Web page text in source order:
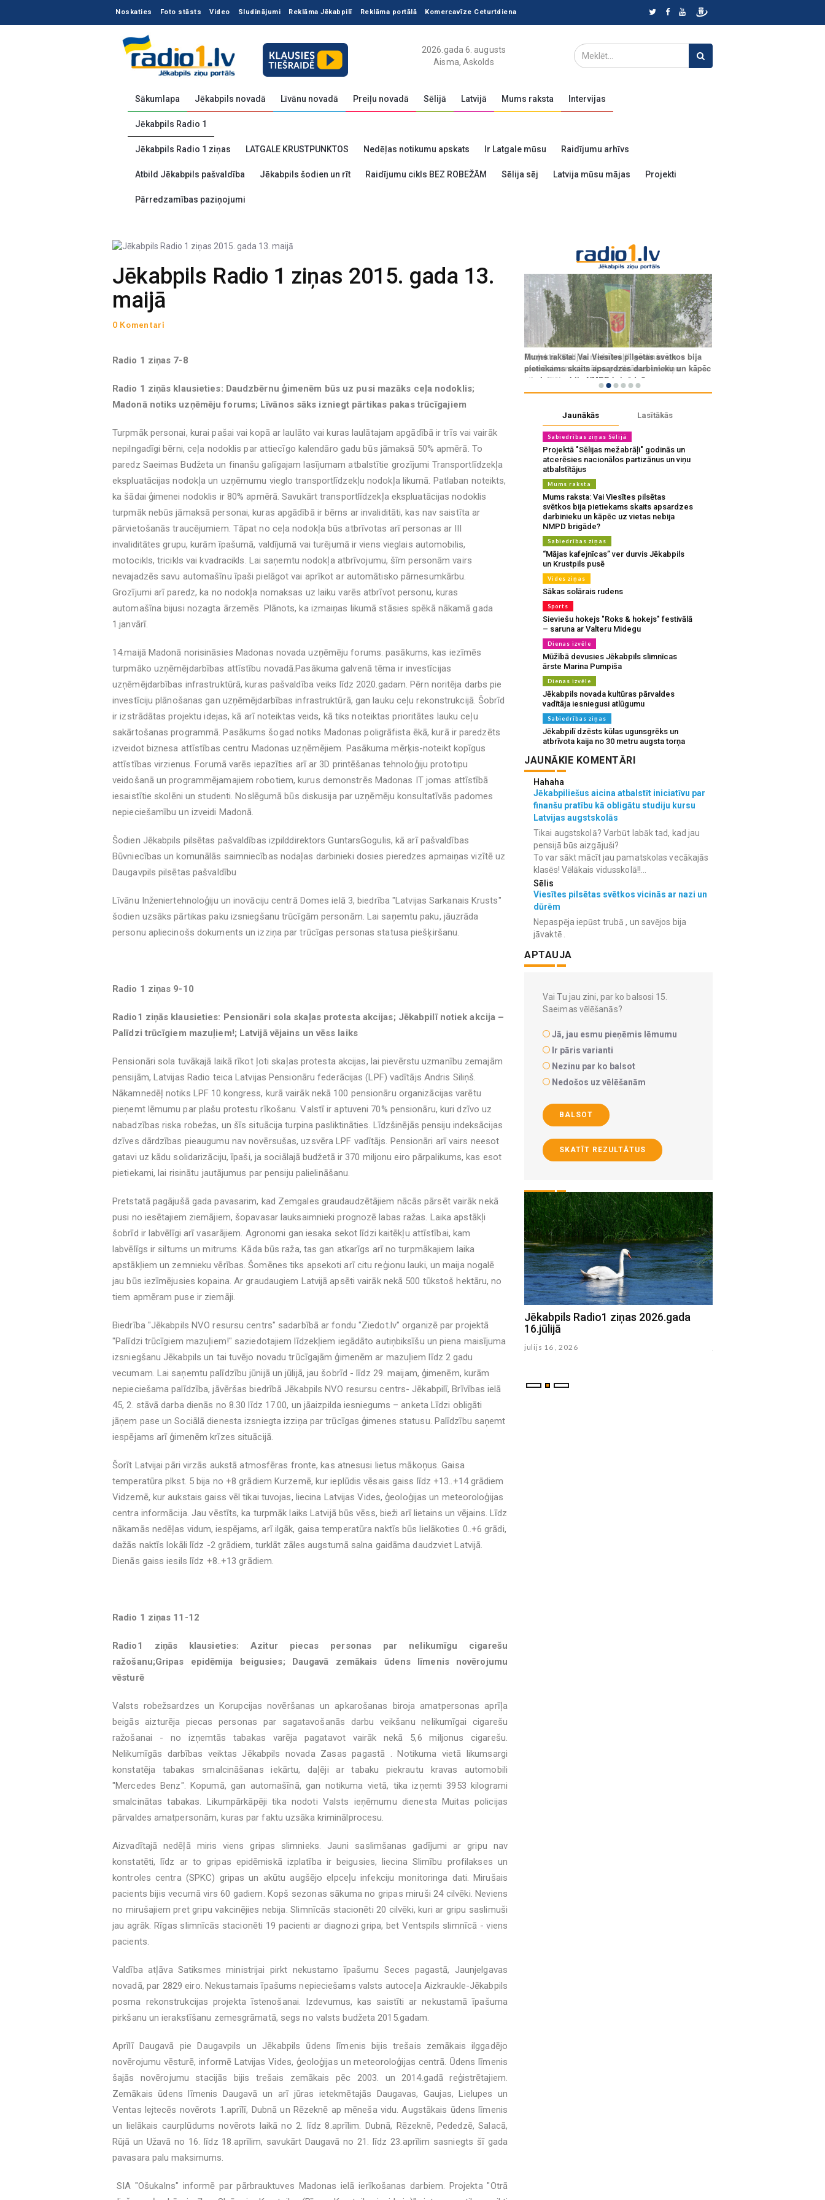
Noskaties Foto stāsts Video Sludinājumi Reklāma Jēkabpilī Reklāma portālā Komercavīze Ceturtdiena
2026.gada 6. augusts
Aisma, Askolds
Sākumlapa Jēkabpils novadā Līvānu novadā Preiļu novadā Sēlijā Latvijā Mums raksta Intervijas
Jēkabpils Radio 1
Jēkabpils Radio 1 ziņas LATGALE KRUSTPUNKTOS Nedēļas notikumu apskats Ir Latgale mūsu Raidījumu arhīvs
Atbild Jēkabpils pašvaldība Jēkabpils šodien un rīt Raidījumu cikls BEZ ROBEŽĀM Sēlija sēj Latvija mūsu mājas Projekti
Pārredzamības paziņojumi
Jēkabpils Radio 1 ziņas 2015. gada 13.
maijā
0 Komentāri
Radio 1 ziņas 7-8
Radio 1 ziņās klausieties: Daudzbērnu ģimenēm būs uz pusi mazāks ceļa nodoklis;
Madonā notiks uzņēmēju forums; Līvānos sāks izniegt pārtikas pakas trūcīgajiem
Turpmāk personai, kurai pašai vai kopā ar laulāto vai kuras laulātajam apgādībā ir trīs vai vairāk
nepilngadīgi bērni, ceļa nodoklis par attiecīgo kalendāro gadu būs jāmaksā 50% apmērā. To
paredz Saeimas Budžeta un finanšu galīgajam lasījumam atbalstītie grozījumi Transportlīdzekļa
ekspluatācijas nodokļa un uzņēmumu vieglo transportlīdzekļu nodokļa likumā. Patlaban noteikts,
ka šādai ģimenei nodoklis ir 80% apmērā. Savukārt transportlīdzekļa ekspluatācijas nodoklis
turpmāk nebūs jāmaksā personai, kuras apgādībā ir bērns ar invaliditāti, kas nav saistīta ar
pārvietošanās traucējumiem. Tāpat no ceļa nodokļa būs atbrīvotas arī personas ar III
invaliditātes grupu, kurām īpašumā, valdījumā vai turējumā ir viens vieglais automobilis,
motocikls, tricikls vai kvadracikls. Lai saņemtu nodokļa atbrīvojumu, šīm personām vairs
nevajadzēs savu automašīnu īpaši pielāgot vai aprīkot ar automātisko pārnesumkārbu.
Grozījumi arī paredz, ka no nodokļa nomaksas uz laiku varēs atbrīvot personu, kuras
automašīna bijusi nozagta ārzemēs. Plānots, ka izmaiņas likumā stāsies spēkā nākamā gada
1.janvārī.
14.maijā Madonā norisināsies Madonas novada uzņēmēju forums. pasākums, kas iezīmēs
turpmāko uzņēmējdarbības attīstību novadā.Pasākuma galvenā tēma ir investīcijas
uzņēmējdarbības infrastruktūrā, kuras pašvaldība veiks līdz 2020.gadam. Pērn noritēja darbs pie
investīciju plānošanas gan uzņēmējdarbības infrastruktūrā, gan lauku ceļu rekonstrukcijā. Šobrīd
ir izstrādātas projektu idejas, kā arī noteiktas veids, kā tiks noteiktas prioritātes lauku ceļu
sakārtošanas programmā. Pasākums šogad notiks Madonas poligrāfista ēkā, kurā ir paredzēts
izveidot biznesa attīstības centru Madonas uzņēmējiem. Pasākuma mērķis-noteikt kopīgus
attīstības virzienus. Forumā varēs iepazīties arī ar 3D printēšanas tehnoloģiju prototipu
veidošanā un programmējamajiem robotiem, kurus demonstrēs Madonas IT jomas attīstībā
iesaistītie skolēni un studenti. Noslēgumā būs diskusija par uzņēmēju konsultatīvās padomes
nepieciešamību un izveidi Madonā.
Šodien Jēkabpils pilsētas pašvaldības izpilddirektors GuntarsGogulis, kā arī pašvaldības
Būvniecības un komunālās saimniecības nodaļas darbinieki dosies pieredzes apmaiņas vizītē uz
Daugavpils pilsētas pašvaldību
Līvānu Inženiertehnoloģiju un inovāciju centrā Domes ielā 3, biedrība "Latvijas Sarkanais Krusts"
šodien uzsāks pārtikas paku izsniegšanu trūcīgām personām. Lai saņemtu paku, jāuzrāda
personu apliecinošs dokuments un izziņa par trūcīgas personas statusa piešķiršanu.
Radio 1 ziņas 9-10
Radio1 ziņās klausieties: Pensionāri sola skaļas protesta akcijas; Jēkabpilī notiek akcija –
Palīdzi trūcīgiem mazuļiem!; Latvijā vējains un vēss laiks
Pensionāri sola tuvākajā laikā rīkot ļoti skaļas protesta akcijas, lai pievērstu uzmanību zemajām
pensijām, Latvijas Radio teica Latvijas Pensionāru federācijas (LPF) vadītājs Andris Siliņš.
Nākamnedēļ notiks LPF 10.kongress, kurā vairāk nekā 100 pensionāru organizācijas varētu
pieņemt lēmumu par plašu protestu rīkošanu. Valstī ir aptuveni 70% pensionāru, kuri dzīvo uz
nabadzības riska robežas, un šīs situācija turpina pasliktināties. Līdzšinējās pensiju indeksācijas
dzīves dārdzības pieaugumu nav novērsušas, uzsvēra LPF vadītājs. Pensionāri arī vairs neesot
gatavi uz kādu solidarizāciju, īpaši, ja sociālajā budžetā ir 370 miljonu eiro pārpalikums, kas esot
pietiekami, lai risinātu jautājumus par pensiju palielināšanu.
Pretstatā pagājušā gada pavasarim, kad Zemgales graudaudzētājiem nācās pārsēt vairāk nekā
pusi no iesētajiem ziemājiem, šopavasar lauksaimnieki prognozē labas ražas. Laika apstākļi
šobrīd ir labvēlīgi arī vasarājiem. Agronomi gan iesaka sekot līdzi kaitēkļu attīstībai, kam
labvēlīgs ir siltums un mitrums. Kāda būs raža, tas gan atkarīgs arī no turpmākajiem laika
apstākļiem un zemnieku vērības. Šomēnes tiks apsekoti arī citu reģionu lauki, un maija nogalē
jau būs iezīmējusies kopaina. Ar graudaugiem Latvijā apsēti vairāk nekā 500 tūkstoš hektāru, no
tiem apmēram puse ir ziemāji.
Biedrība "Jēkabpils NVO resursu centrs" sadarbībā ar fondu "Ziedot.lv" organizē par projektā
"Palīdzi trūcīgiem mazuļiem!" saziedotajiem līdzekļiem iegādāto autiņbiksīšu un piena maisījuma
izsniegšanu Jēkabpils un tai tuvējo novadu trūcīgajām ģimenēm ar mazuļiem līdz 2 gadu
vecumam. Lai saņemtu palīdzību jūnijā un jūlijā, jau šobrīd - līdz 29. maijam, ģimenēm, kurām
nepieciešama palīdzība, jāvēršas biedrībā Jēkabpils NVO resursu centrs- Jēkabpilī, Brīvības ielā
45, 2. stāvā darba dienās no 8.30 līdz 17.00, un jāaizpilda iesniegums – anketa Līdzi obligāti
jāņem pase un Sociālā dienesta izsniegta izziņa par trūcīgas ģimenes statusu. Palīdzību saņemt
iespējams arī ģimenēm krīzes situācijā.
Šorīt Latvijai pāri virzās aukstā atmosfēras fronte, kas atnesusi lietus mākoņus. Gaisa
temperatūra plkst. 5 bija no +8 grādiem Kurzemē, kur ieplūdis vēsais gaiss līdz +13..+14 grādiem
Vidzemē, kur aukstais gaiss vēl tikai tuvojas, liecina Latvijas Vides, ģeoloģijas un meteoroloģijas
centra informācija. Jau vēstīts, ka turpmāk laiks Latvijā būs vēss, bieži arī lietains un vējains. Līdz
nākamās nedēļas vidum, iespējams, arī ilgāk, gaisa temperatūra naktīs būs lielākoties 0..+6 grādi,
dažās naktīs lokāli līdz -2 grādiem, turklāt zāles augstumā salna gaidāma daudzviet Latvijā.
Dienās gaiss iesils līdz +8..+13 grādiem.
Radio 1 ziņas 11-12
Radio1 ziņās klausieties: Azitur piecas personas par nelikumīgu cigarešu
ražošanu;Gripas epidēmija beigusies; Daugavā zemākais ūdens līmenis novērojumu
vēsturē
Valsts robežsardzes un Korupcijas novēršanas un apkarošanas biroja amatpersonas aprīļa
beigās aizturēja piecas personas par sagatavošanās darbu veikšanu nelikumīgai cigarešu
ražošanai - no izņemtās tabakas varēja pagatavot vairāk nekā 5,6 miljonus cigarešu.
Nelikumīgās darbības veiktas Jēkabpils novada Zasas pagastā . Notikuma vietā likumsargi
konstatēja tabakas smalcināšanas iekārtu, daļēji ar tabaku piekrautu kravas automobili
"Mercedes Benz". Kopumā, gan automašīnā, gan notikuma vietā, tika izņemti 3953 kilogrami
smalcinātas tabakas. Likumpārkāpēji tika nodoti Valsts ieņēmumu dienesta Muitas policijas
pārvaldes amatpersonām, kuras par faktu uzsāka kriminālprocesu.
Aizvadītajā nedēļā miris viens gripas slimnieks. Jauni saslimšanas gadījumi ar gripu nav
konstatēti, līdz ar to gripas epidēmiskā izplatība ir beigusies, liecina Slimību profilakses un
kontroles centra (SPKC) gripas un akūtu augšējo elpceļu infekciju monitoringa dati. Mirušais
pacients bijis vecumā virs 60 gadiem. Kopš sezonas sākuma no gripas miruši 24 cilvēki. Neviens
no mirušajiem pret gripu vakcinējies nebija. Slimnīcās stacionēti 20 cilvēki, kuri ar gripu saslimuši
jau agrāk. Rīgas slimnīcās stacionēti 19 pacienti ar diagnozi gripa, bet Ventspils slimnīcā - viens
pacients.
Valdība atļāva Satiksmes ministrijai pirkt nekustamo īpašumu Seces pagastā, Jaunjelgavas
novadā, par 2829 eiro. Nekustamais īpašums nepieciešams valsts autoceļa Aizkraukle-Jēkabpils
posma rekonstrukcijas projekta īstenošanai. Izdevumus, kas saistīti ar nekustamā īpašuma
pirkšanu un ierakstīšanu zemesgrāmatā, segs no valsts budžeta 2015.gadam.
Aprīlī Daugavā pie Daugavpils un Jēkabpils ūdens līmenis bijis trešais zemākais ilggadējo
novērojumu vēsturē, informē Latvijas Vides, ģeoloģijas un meteoroloģijas centrā. Ūdens līmenis
šajās novērojumu stacijās bijis trešais zemākais pēc 2003. un 2014.gadā reģistrētajiem.
Zemākais ūdens līmenis Daugavā un arī jūras ietekmētajās Daugavas, Gaujas, Lielupes un
Ventas lejtecēs novērots 1.aprīlī, Dubnā un Rēzeknē ap mēneša vidu. Augstākais ūdens līmenis
un lielākais caurplūdums novērots laikā no 2. līdz 8.aprīlim. Dubnā, Rēzeknē, Pededzē, Salacā,
Rūjā un Užavā no 16. līdz 18.aprīlim, savukārt Daugavā no 21. līdz 23.aprīlim sasniegts šī gada
pavasara palu maksimums.
SIA "Ošukalns" informē par pārbrauktuves Madonas ielā ierīkošanas darbiem. Projekta "Otrā
Jaunākās Lasītākās
Sabiedrības ziņas Sēlijā
Projektā "Sēlijas mežabrāļi" godinās un
atcerēsies nacionālos partizānus un viņu
atbalstītājus
Mums raksta
Mums raksta: Vai Viesītes pilsētas
svētkos bija pietiekams skaits apsardzes
darbinieku un kāpēc uz vietas nebija
NMPD brigāde?
Sabiedrības ziņas
“Mājas kafejnīcas” ver durvis Jēkabpils
un Krustpils pusē
Vides ziņas
Sākas solārais rudens
Sports
Sieviešu hokejs "Roks & hokejs" festivālā
– saruna ar Valteru Midegu
Dienas izvēle
Mūžībā devusies Jēkabpils slimnīcas
ārste Marina Pumpiša
Dienas izvēle
Jēkabpils novada kultūras pārvaldes
vadītāja iesniegusi atlūgumu
Sabiedrības ziņas
Jēkabpilī dzēsts kūlas ugunsgrēks un
atbrīvota kaija no 30 metru augsta torņa
JAUNĀKIE KOMENTĀRI
Hahaha
Jēkabpiliešus aicina atbalstīt iniciatīvu par
finanšu pratību kā obligātu studiju kursu
Latvijas augstskolās
Tikai augstskolā? Varbūt labāk tad, kad jau
pensijā būs aizgājuši?
To var sākt mācīt jau pamatskolas vecākajās
klasēs! Vēlākais vidusskolā!!...
Sēlis
Viesītes pilsētas svētkos vicinās ar nazi un
dūrēm
Nepaspēja iepūst trubā , un savējos bija
jāvaktē .
APTAUJA
Vai Tu jau zini, par ko balsosi 15.
Saeimas vēlēšanās?
Jā, jau esmu pieņēmis lēmumu
Ir pāris varianti
Nezinu par ko balsot
Nedošos uz vēlēšanām
BALSOT
SKATĪT REZULTĀTUS
17.jūlijā
julijs 17 , 2026
Jēkabpils Radio1 ziņas 2026.gada
16.jūlijā
julijs 16 , 2026